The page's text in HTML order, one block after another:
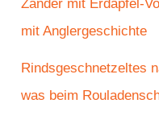
Zander mit Erdäpfel-
mit Anglergeschichte
Rindsgeschnetzeltes
was beim